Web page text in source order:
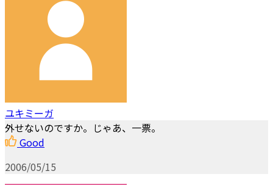
ユキミーガ
外せないのですか。じゃあ、一票。
Good
2006/05/15